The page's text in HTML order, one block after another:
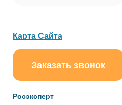
Росэксперт
Карта Сайта
Заказать звонок
online